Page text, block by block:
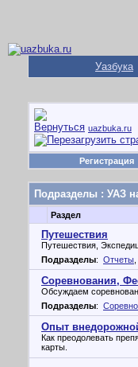
Уазбука
uazbuka.ru
Регистрация
Подразделы : УАЗ
Раздел
Путешествия
Путешествия,
Подразделы: Отчеты
Соревнования,
Обсуждаем
Подразделы:
Опыт
Как преодолевать
карты.